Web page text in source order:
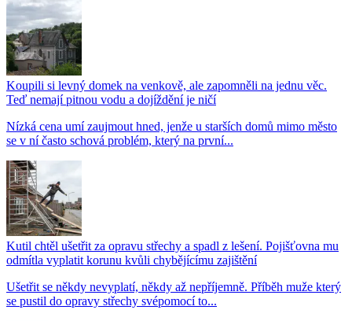
Koupili si levný domek na venkově, ale zapomněli na jednu věc.
Teď nemají pitnou vodu a dojíždění je ničí
Nízká cena umí zaujmout hned, jenže u starších domů mimo město
se v ní často schová problém, který na první...
Kutil chtěl ušetřit za opravu střechy a spadl z lešení. Pojišťovna mu
odmítla vyplatit korunu kvůli chybějícímu zajištění
Ušetřit se někdy nevyplatí, někdy až nepříjemně. Příběh muže který
se pustil do opravy střechy svépomocí to...